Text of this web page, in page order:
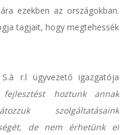
ezekben az országokban.
tagjait, hogy megtehessék
r.l ügyvezető igazgatója
fejlesztést hoztunk annak
szolgáltatásaink
de nem érhetünk el